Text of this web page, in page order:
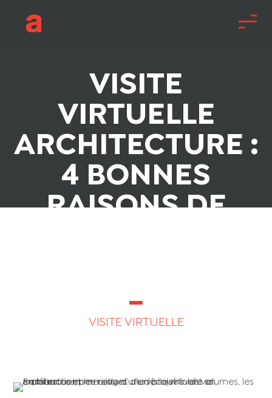
VISITE
VIRTUELLE
ARCHITECTURE :
4 BONNES
RAISONS DE
VISITE VIRTUELLE